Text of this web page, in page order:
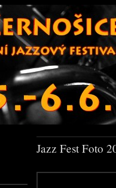
Jazz Fest Foto